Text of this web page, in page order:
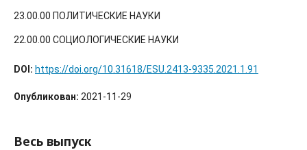
23.00.00 ПОЛИТИЧЕСКИЕ НАУКИ
22.00.00 СОЦИОЛОГИЧЕСКИЕ НАУКИ
DOI: https://doi.org/10.31618/ESU.2413-9335.2021.1.91
Опубликован: 2021-11-29
Весь выпуск